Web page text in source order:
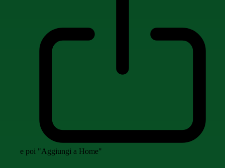
e poi "Aggiungi a Home"